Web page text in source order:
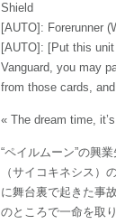
Shield
[AUTO]: Forerunner
[AUTO]: [Put this
Vanguard, you may
from those cards,
« The dream time,
“ペイルムーン”の興
（サイコキネシス）
に舞台裏で起きた事
のところで一命を取